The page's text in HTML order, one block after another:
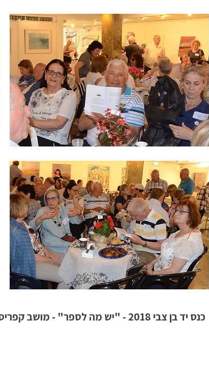
כנס יד בן צבי 2018 - "יש מה לספר" - מושב קפריסין - מפגש תינוק עם האחות שהצילה אותו